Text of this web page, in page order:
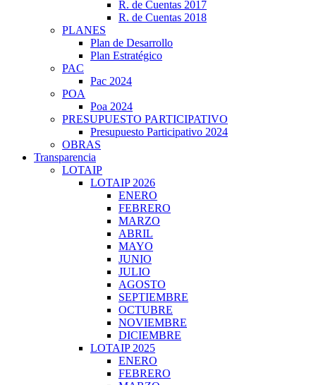
R. de Cuentas 2017
R. de Cuentas 2018
PLANES
Plan de Desarrollo
Plan Estratégico
PAC
Pac 2024
POA
Poa 2024
PRESUPUESTO PARTICIPATIVO
Presupuesto Participativo 2024
OBRAS
Transparencia
LOTAIP
LOTAIP 2026
ENERO
FEBRERO
MARZO
ABRIL
MAYO
JUNIO
JULIO
AGOSTO
SEPTIEMBRE
OCTUBRE
NOVIEMBRE
DICIEMBRE
LOTAIP 2025
ENERO
FEBRERO